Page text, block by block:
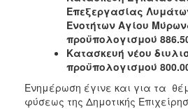
Επεξεργασίας
Ενοτήτων Αγίου
προϋπολογισμού
Κατασκευή νέου
προϋπολογισμού
Ενημέρωση έγινε και για τα
φύσεως της Δημοτικής